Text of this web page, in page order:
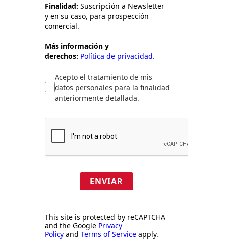
Finalidad: Suscripción a Newsletter
y en su caso, para prospección
comercial.
Más información y
derechos: Política de privacidad.
Acepto el tratamiento de mis
datos personales para la finalidad
anteriormente detallada.
ENVIAR
This site is protected by reCAPTCHA
and the Google Privacy
Policy and Terms of Service apply.